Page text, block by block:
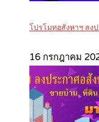
โปรโมทอสังหาฯ ลง
16 กรกฎาคม